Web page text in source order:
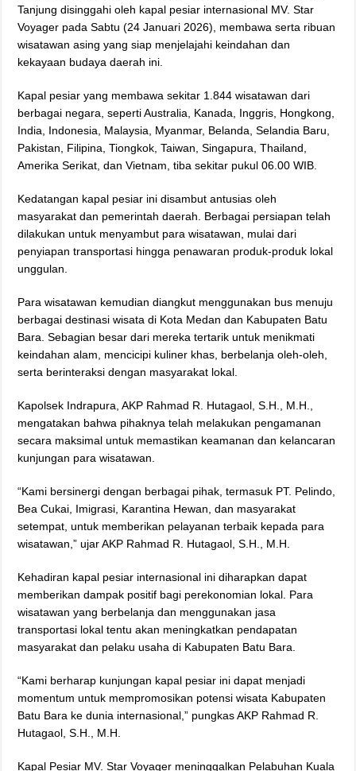
Tanjung disinggahi oleh kapal pesiar internasional MV. Star
Voyager pada Sabtu (24 Januari 2026), membawa serta ribuan
wisatawan asing yang siap menjelajahi keindahan dan
kekayaan budaya daerah ini.
Kapal pesiar yang membawa sekitar 1.844 wisatawan dari
berbagai negara, seperti Australia, Kanada, Inggris, Hongkong,
India, Indonesia, Malaysia, Myanmar, Belanda, Selandia Baru,
Pakistan, Filipina, Tiongkok, Taiwan, Singapura, Thailand,
Amerika Serikat, dan Vietnam, tiba sekitar pukul 06.00 WIB.
Kedatangan kapal pesiar ini disambut antusias oleh
masyarakat dan pemerintah daerah. Berbagai persiapan telah
dilakukan untuk menyambut para wisatawan, mulai dari
penyiapan transportasi hingga penawaran produk-produk lokal
unggulan.
Para wisatawan kemudian diangkut menggunakan bus menuju
berbagai destinasi wisata di Kota Medan dan Kabupaten Batu
Bara. Sebagian besar dari mereka tertarik untuk menikmati
keindahan alam, mencicipi kuliner khas, berbelanja oleh-oleh,
serta berinteraksi dengan masyarakat lokal.
Kapolsek Indrapura, AKP Rahmad R. Hutagaol, S.H., M.H.,
mengatakan bahwa pihaknya telah melakukan pengamanan
secara maksimal untuk memastikan keamanan dan kelancaran
kunjungan para wisatawan.
“Kami bersinergi dengan berbagai pihak, termasuk PT. Pelindo,
Bea Cukai, Imigrasi, Karantina Hewan, dan masyarakat
setempat, untuk memberikan pelayanan terbaik kepada para
wisatawan,” ujar AKP Rahmad R. Hutagaol, S.H., M.H.
Kehadiran kapal pesiar internasional ini diharapkan dapat
memberikan dampak positif bagi perekonomian lokal. Para
wisatawan yang berbelanja dan menggunakan jasa
transportasi lokal tentu akan meningkatkan pendapatan
masyarakat dan pelaku usaha di Kabupaten Batu Bara.
“Kami berharap kunjungan kapal pesiar ini dapat menjadi
momentum untuk mempromosikan potensi wisata Kabupaten
Batu Bara ke dunia internasional,” pungkas AKP Rahmad R.
Hutagaol, S.H., M.H.
Kapal Pesiar MV. Star Voyager meninggalkan Pelabuhan Kuala